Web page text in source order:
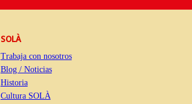
SOLÀ
Trabaja con nosotros
Blog / Noticias
Historia
Cultura SOLÀ